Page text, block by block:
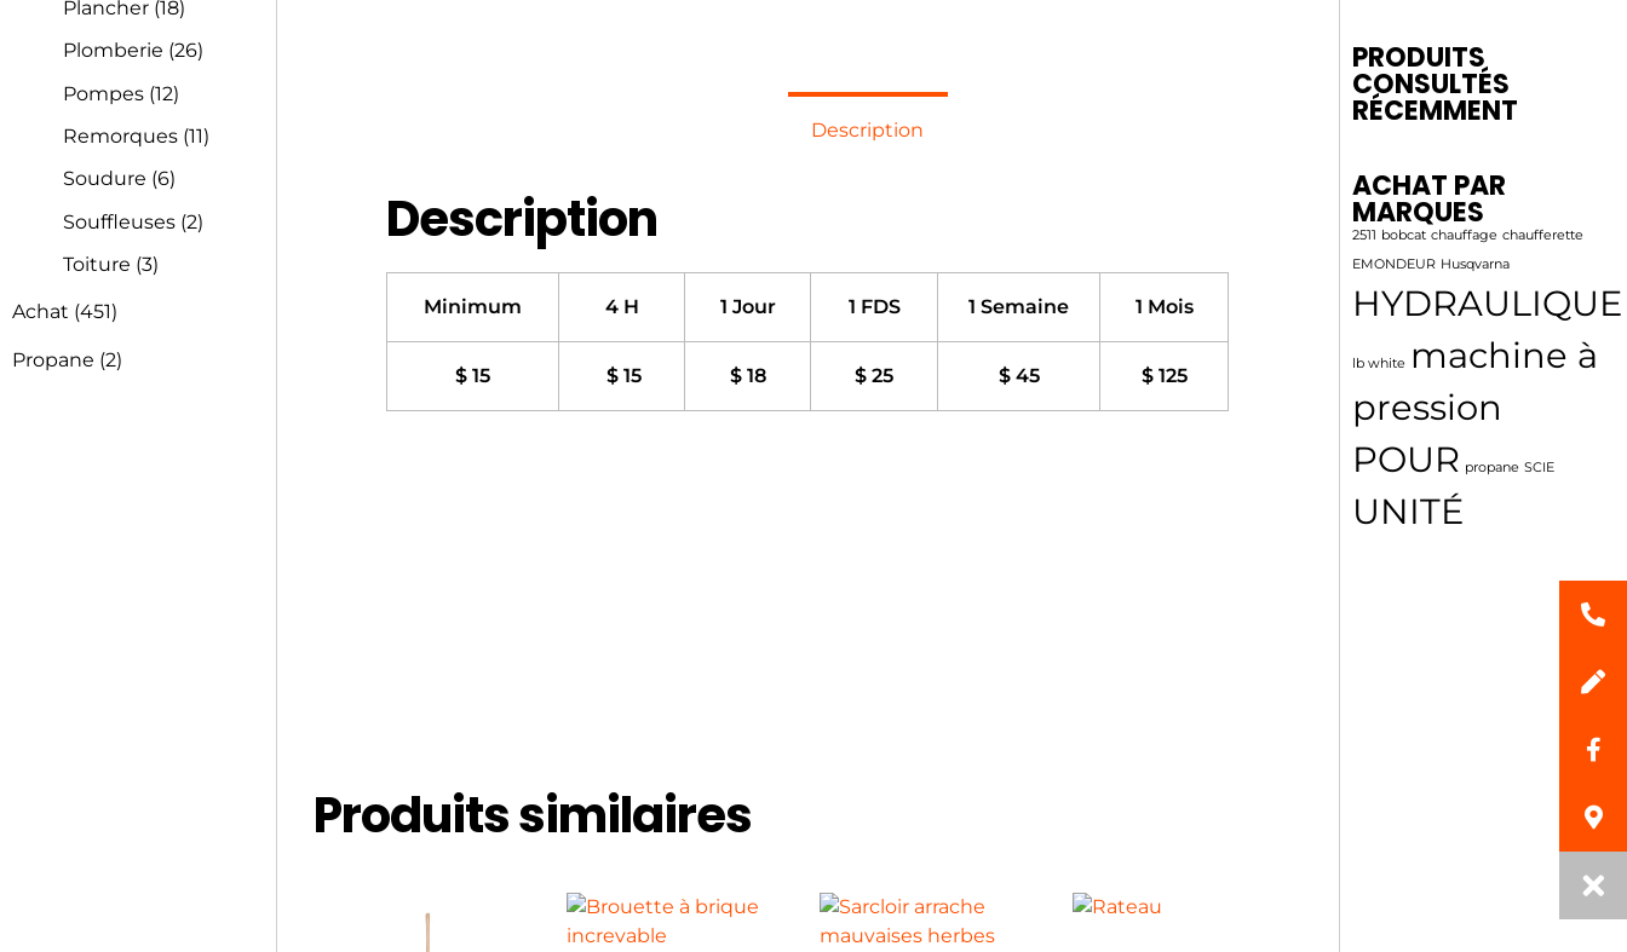
Plancher (18)
Plomberie (26)
Pompes (12)
Remorques (11)
Soudure (6)
Souffleuses (2)
Toiture (3)
Achat (451)
Propane (2)
Description
Description
Minimum 4 H 1 Jour 1 FDS 1 Semaine 1 Mois
$ 15 $ 15 $ 18 $ 25 $ 45 $ 125
Produits similaires
PRODUITS
CONSULTÉS
RÉCEMMENT
ACHAT PAR
MARQUES
2511 bobcat chauffage chaufferette
EMONDEUR Husqvarna
HYDRAULIQUE
lb white machine à
pression
POUR propane SCIE
UNITÉ